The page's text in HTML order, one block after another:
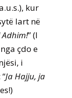
kur
lart në
” (I
çdo e
i
Ja Hajju, ja